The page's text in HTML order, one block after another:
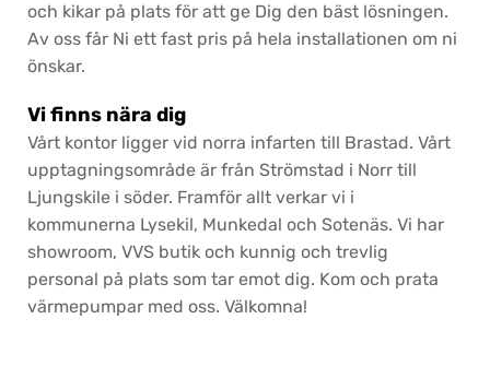
och kikar på plats för att ge Dig den bäst lösningen.
Av oss får Ni ett fast pris på hela installationen om ni
önskar.
Vi finns nära dig
Vårt kontor ligger vid norra infarten till Brastad. Vårt
upptagningsområde är från Strömstad i Norr till
Ljungskile i söder. Framför allt verkar vi i
kommunerna Lysekil, Munkedal och Sotenäs. Vi har
showroom, VVS butik och kunnig och trevlig
personal på plats som tar emot dig. Kom och prata
värmepumpar med oss. Välkomna!